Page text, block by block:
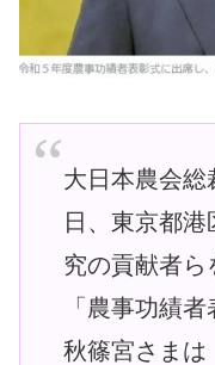
大日本農会総
日、東京都
究の貢献者ら
「農事功績
秋篠宮さまは